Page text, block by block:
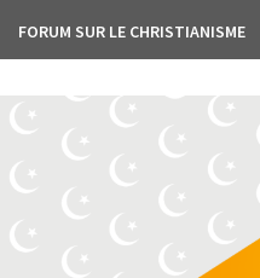
FORUM SUR LE CHRISTIANISME